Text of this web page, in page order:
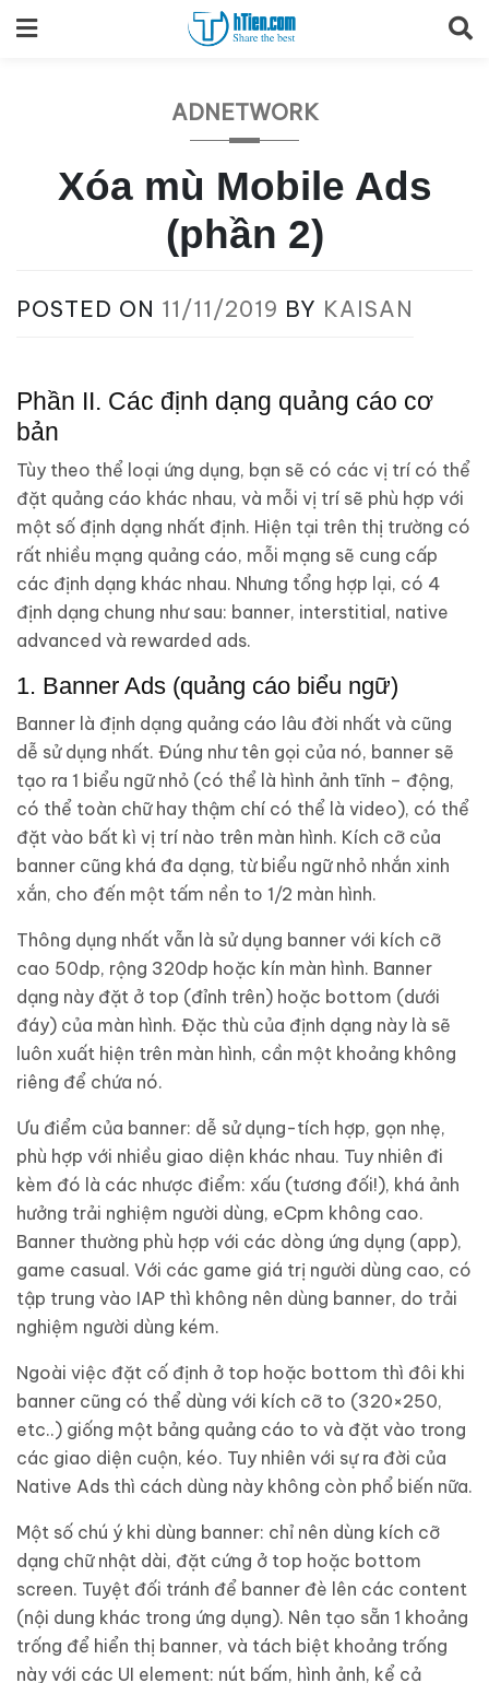
to
ADNETWORK
Xóa mù Mobile Ads
(phần 2)
POSTED ON 11/11/2019 BY KAISAN
Phần II. Các định dạng quảng cáo cơ
bản
Tùy theo thể loại ứng dụng, bạn sẽ có các vị trí có thể
đặt quảng cáo khác nhau, và mỗi vị trí sẽ phù hợp với
một số định dạng nhất định. Hiện tại trên thị trường có
rất nhiều mạng quảng cáo, mỗi mạng sẽ cung cấp
các định dạng khác nhau. Nhưng tổng hợp lại, có 4
định dạng chung như sau: banner, interstitial, native
advanced và rewarded ads.
1. Banner Ads (quảng cáo biểu ngữ)
Banner là định dạng quảng cáo lâu đời nhất và cũng
dễ sử dụng nhất. Đúng như tên gọi của nó, banner sẽ
tạo ra 1 biểu ngữ nhỏ (có thể là hình ảnh tĩnh – động,
có thể toàn chữ hay thậm chí có thể là video), có thể
đặt vào bất kì vị trí nào trên màn hình. Kích cỡ của
banner cũng khá đa dạng, từ biểu ngữ nhỏ nhắn xinh
xắn, cho đến một tấm nền to 1/2 màn hình.
Thông dụng nhất vẫn là sử dụng banner với kích cỡ
cao 50dp, rộng 320dp hoặc kín màn hình. Banner
dạng này đặt ở top (đỉnh trên) hoặc bottom (dưới
đáy) của màn hình. Đặc thù của định dạng này là sẽ
luôn xuất hiện trên màn hình, cần một khoảng không
riêng để chứa nó.
Ưu điểm của banner: dễ sử dụng-tích hợp, gọn nhẹ,
phù hợp với nhiều giao diện khác nhau. Tuy nhiên đi
kèm đó là các nhược điểm: xấu (tương đối!), khá ảnh
hưởng trải nghiệm người dùng, eCpm không cao.
Banner thường phù hợp với các dòng ứng dụng (app),
game casual. Với các game giá trị người dùng cao, có
tập trung vào IAP thì không nên dùng banner, do trải
nghiệm người dùng kém.
Ngoài việc đặt cố định ở top hoặc bottom thì đôi khi
banner cũng có thể dùng với kích cỡ to (320×250,
etc..) giống một bảng quảng cáo to và đặt vào trong
các giao diện cuộn, kéo. Tuy nhiên với sự ra đời của
Native Ads thì cách dùng này không còn phổ biến nữa.
Một số chú ý khi dùng banner: chỉ nên dùng kích cỡ
dạng chữ nhật dài, đặt cứng ở top hoặc bottom
screen. Tuyệt đối tránh để banner đè lên các content
(nội dung khác trong ứng dụng). Nên tạo sẵn 1 khoảng
trống để hiển thị banner, và tách biệt khoảng trống
này với các UI element: nút bấm, hình ảnh, kể cả